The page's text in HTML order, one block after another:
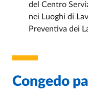
del Centro
nei Luoghi di
Preventiva dei
Congedo